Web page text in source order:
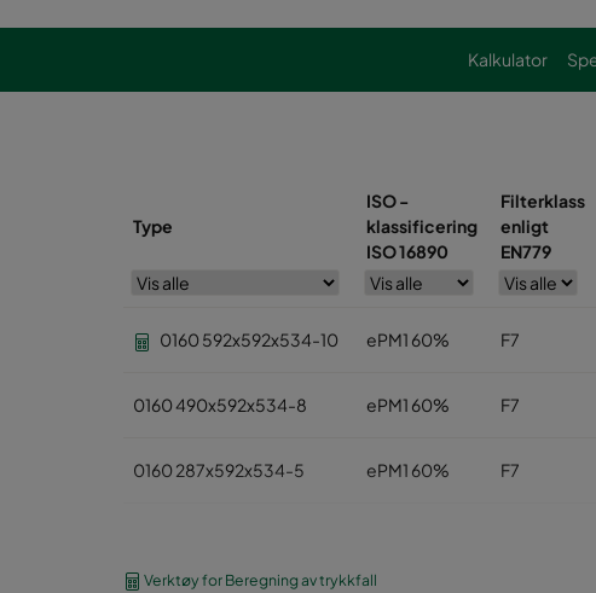
Kalkulator
Type
ISO -
klassificering
ISO 16890
Filterklass
enligt
EN779
0160 592x592x534-10 ePM1 60% F7
0160 490x592x534-8 ePM1 60% F7
0160 287x592x534-5 ePM1 60% F7
Verktøy for Beregning av trykkfall